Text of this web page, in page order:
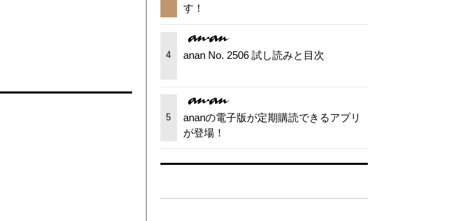
す！
4 anan No. 2506 試し読みと目次
5
ananの電子版が定期購読できるアプリ
が登場！